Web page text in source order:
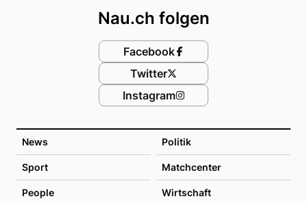
News Politik
Sport Matchcenter
People Wirtschaft
Nau.ch folgen
Facebook
Twitter
Instagram